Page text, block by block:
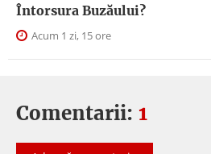
Întorsura Buzăului?
Acum 1 zi, 15 ore
Comentarii: 1